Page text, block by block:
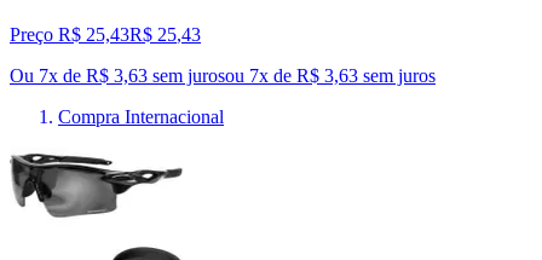
Preço R$ 25,43R$ 25,43
Ou 7x de R$ 3,63 sem jurosou 7x de R$ 3,63 sem juros
Compra Internacional